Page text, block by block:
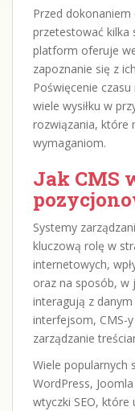
Przed
przetestować kilka
platform oferuje
zapoznanie się z
Poświęcenie
wiele wysiłku w
rozwiązania, które
wymaganiom.
Jak CMS
Systemy
kluczową rolę w
internetowych,
oraz na sposób, w
interagują z
interfejsom, CMS-
zarządzanie
Wiele popularnych
WordPress,
wtyczki SEO,